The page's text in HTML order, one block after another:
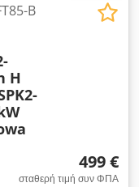
B
H
499 €
σταθερή τιμή συν ΦΠΑ